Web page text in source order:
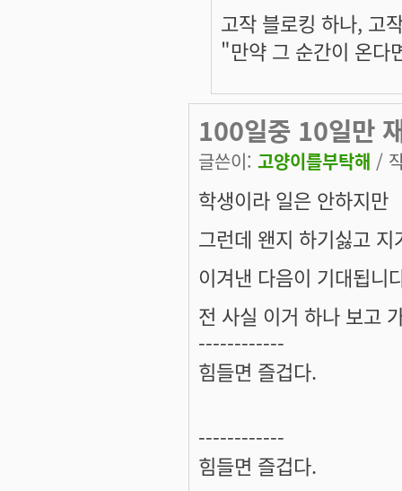
고작 블로킹 하나, 고
"만약 그 순간이 온다
100일중 10일만
글쓴이: 고양이를부탁해 /
학생이라 일은 안하지만
그런데 왠지 하기싫고
이겨낸 다음이 기대됩니
전 사실 이거 하나 보고
------------
힘들면 즐겁다.
------------
힘들면 즐겁다.